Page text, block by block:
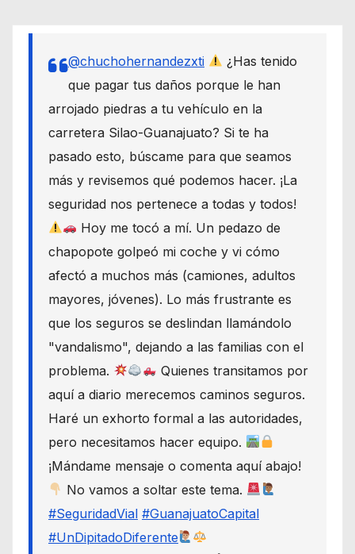
@chuchohernandezxti
¿Has tenido
que pagar tus daños porque le han
arrojado piedras a tu vehículo en la
carretera Silao-Guanajuato? Si te ha
pasado esto, búscame para que seamos
más y revisemos qué podemos hacer. ¡La
seguridad nos pertenece a todas y todos!
Hoy me tocó a mí. Un pedazo de
chapopote golpeó mi coche y vi cómo
afectó a muchos más (camiones, adultos
mayores, jóvenes). Lo más frustrante es
que los seguros se deslindan llamándolo
"vandalismo", dejando a las familias con el
problema.
Quienes transitamos por
aquí a diario merecemos caminos seguros.
Haré un exhorto formal a las autoridades,
pero necesitamos hacer equipo.
¡Mándame mensaje o comenta aquí abajo!
No vamos a soltar este tema.
#SeguridadVial #GuanajuatoCapital
#UnDipitadoDiferente